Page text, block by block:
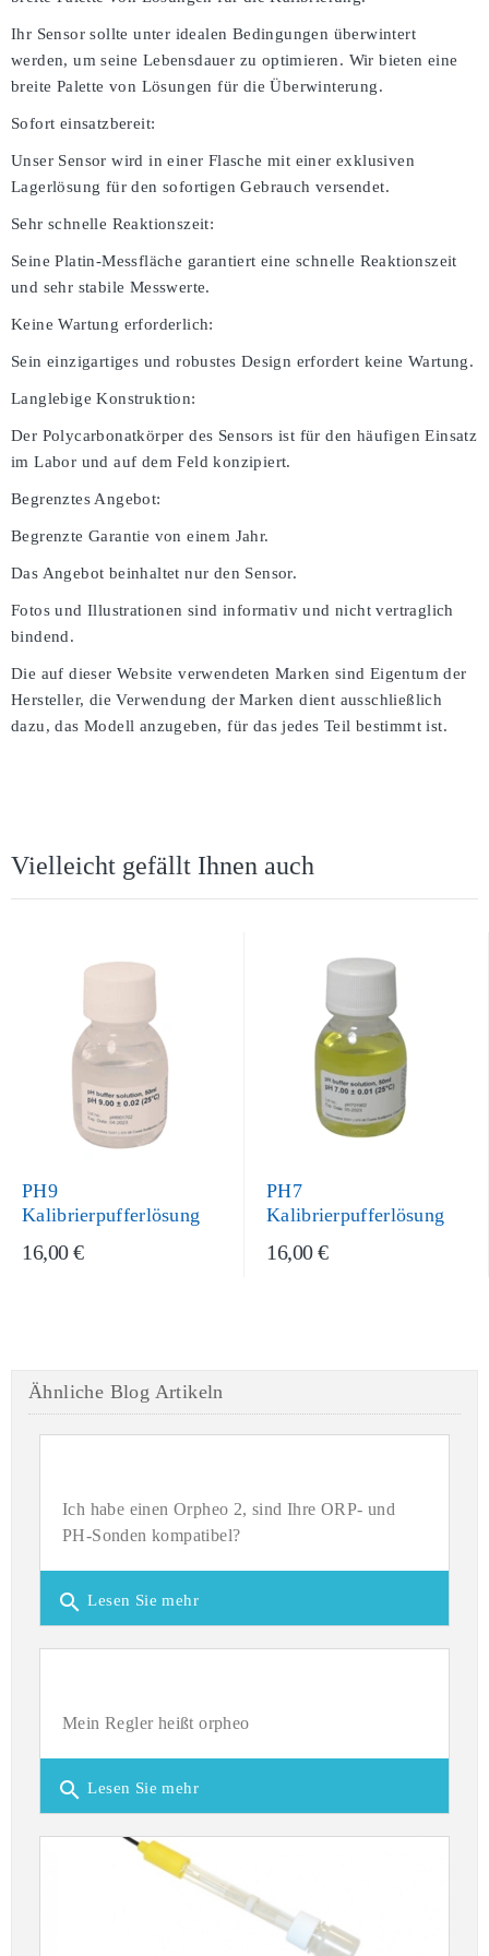
Ihr Sensor sollte unter idealen Bedingungen überwintert
werden, um seine Lebensdauer zu optimieren. Wir bieten eine
breite Palette von Lösungen für die Überwinterung.
Sofort einsatzbereit:
Unser Sensor wird in einer Flasche mit einer exklusiven
Lagerlösung für den sofortigen Gebrauch versendet.
Sehr schnelle Reaktionszeit:
Seine Platin-Messfläche garantiert eine schnelle Reaktionszeit
und sehr stabile Messwerte.
Keine Wartung erforderlich:
Sein einzigartiges und robustes Design erfordert keine Wartung.
Langlebige Konstruktion:
Der Polycarbonatkörper des Sensors ist für den häufigen Einsatz
im Labor und auf dem Feld konzipiert.
Begrenztes Angebot:
Begrenzte Garantie von einem Jahr.
Das Angebot beinhaltet nur den Sensor.
Fotos und Illustrationen sind informativ und nicht vertraglich
bindend.
Die auf dieser Website verwendeten Marken sind Eigentum der
Hersteller, die Verwendung der Marken dient ausschließlich
dazu, das Modell anzugeben, für das jedes Teil bestimmt ist.
Vielleicht gefällt Ihnen auch
PH9
Kalibrierpufferlösung
16,00 €
PH7
Kalibrierpufferlösung
16,00 €
Ähnliche Blog Artikeln
Ich habe einen Orpheo 2, sind Ihre ORP- und
PH-Sonden kompatibel?
search Lesen Sie mehr
Mein Regler heißt orpheo
search Lesen Sie mehr